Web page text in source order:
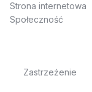
Strona internetowa
Społeczność
Zastrzeżenie